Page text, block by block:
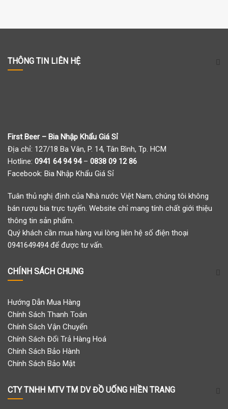
THÔNG TIN LIÊN HỆ
First Beer – Bia Nhập Khẩu Giá Sỉ
Địa chỉ: 127/18 Ba Vân, P. 14, Tân Bình, Tp. HCM
Hotline: 0941 64 94 94– 0838 09 12 86
Facebook: Bia Nhập Khẩu Giá Sỉ
Tuân thủ nghị định của Nhà nước Việt Nam, chúng tôi không
bán rượu bia trực tuyến. Website chỉ mang tính chất giới thiệu
thông tin sản phẩm.
Quý khách cần mua hàng vui lòng liên hệ số điện thoại
0941649494 để được tư vấn.
CHÍNH SÁCH CHUNG
Hướng Dẫn Mua Hàng
Chính Sách Thanh Toán
Chính Sách Vận Chuyển
Chính Sách Đổi Trả Hàng Hoá
Chính Sách Bảo Hành
Chính Sách Bảo Mật
CTY TNHH MTV TM DV ĐỒ UỐNG HIỀN TRANG